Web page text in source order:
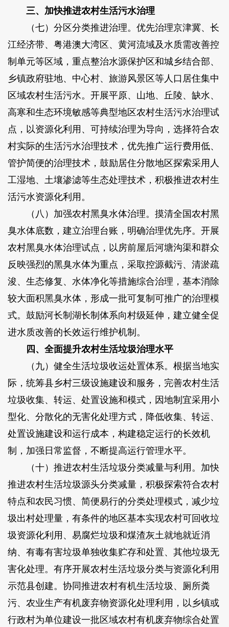
三、加快推进农村生活污水治理
（七）分区分类推进治理。优先治理京津冀、长
江经济带、粤港澳大湾区、黄河流域及水质需改善控
制单元等区域，重点整治水源保护区和城乡结合部、
乡镇政府驻地、中心村、旅游风景区等人口居住集中
区域农村生活污水。开展平原、山地、丘陵、缺水、
高寒和生态环境敏感等典型地区农村生活污水治理试
点，以资源化利用、可持续治理为导向，选择符合农
村实际的生活污水治理技术，优先推广运行费用低、
管护简便的治理技术，鼓励居住分散地区探索采用人
工湿地、土壤渗滤等生态处理技术，积极推进农村生
活污水资源化利用。
（八）加强农村黑臭水体治理。摸清全国农村黑
臭水体底数，建立治理台账，明确治理优先序。开展
农村黑臭水体治理试点，以房前屋后河塘沟渠和群众
反映强烈的黑臭水体为重点，采取控源截污、清淤疏
浚、生态修复、水体净化等措施综合治理，基本消除
较大面积黑臭水体，形成一批可复制可推广的治理模
式。鼓励河长制湖长制体系向村级延伸，建立健全促
进水质改善的长效运行维护机制。
四、全面提升农村生活垃圾治理水平
（九）健全生活垃圾收运处置体系。根据当地实
际，统筹县乡村三级设施建设和服务，完善农村生活
垃圾收集、转运、处置设施和模式，因地制宜采用小
型化、分散化的无害化处理方式，降低收集、转运、
处置设施建设和运行成本，构建稳定运行的长效机
制，加强日常监督，不断提高运行管理水平。
（十）推进农村生活垃圾分类减量与利用。加快
推进农村生活垃圾源头分类减量，积极探索符合农村
特点和农民习惯、简便易行的分类处理模式，减少垃
圾出村处理量，有条件的地区基本实现农村可回收垃
圾资源化利用、易腐烂垃圾和煤渣灰土就地就近消
纳、有毒有害垃圾单独收集贮存和处置、其他垃圾无
害化处理。有序开展农村生活垃圾分类与资源化利用
示范县创建。协同推进农村有机生活垃圾、厕所粪
污、农业生产有机废弃物资源化处理利用，以乡镇或
行政村为单位建设一批区域农村有机废弃物综合处置